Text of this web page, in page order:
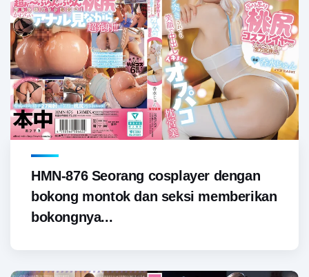
HMN-876 Seorang cosplayer dengan
bokong montok dan seksi memberikan
bokongnya...